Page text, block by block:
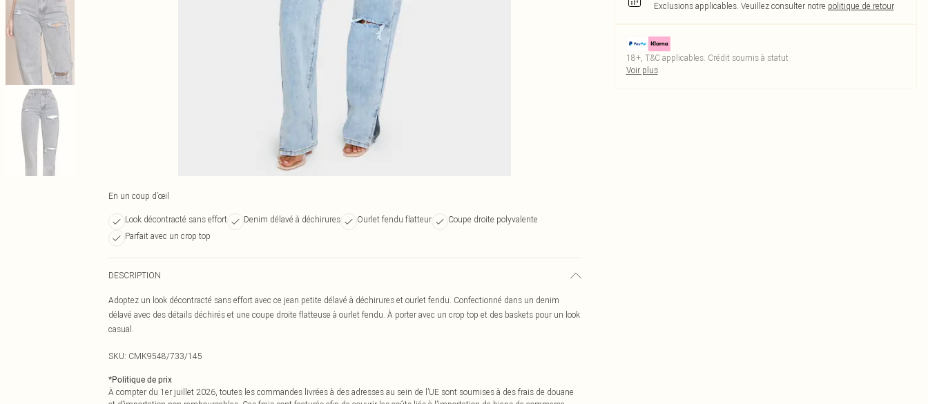
En un coup d’œil
Look décontracté sans effort Denim délavé à déchirures Ourlet fendu flatteur
Coupe droite polyvalente
Parfait avec un crop top
DESCRIPTION
Adoptez un look décontracté sans effort avec ce jean petite délavé à déchirures et ourlet fendu. Confectionné dans un denim
délavé avec des détails déchirés et une coupe droite flatteuse à ourlet fendu. À porter avec un crop top et des baskets pour un look
casual.
SKU: CMK9548/733/145
*Politique de prix
À compter du 1er juillet 2026, toutes les commandes livrées à des adresses au sein de l’UE sont soumises à des frais de douane
Exclusions applicables. Veuillez consulter notre politique de retour
18+, T&C applicables. Crédit soumis à statut
Voir plus